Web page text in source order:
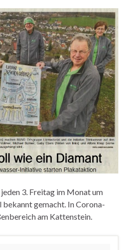
3. Freitag im Monat um
gemacht. In Corona-
am Kattenstein.